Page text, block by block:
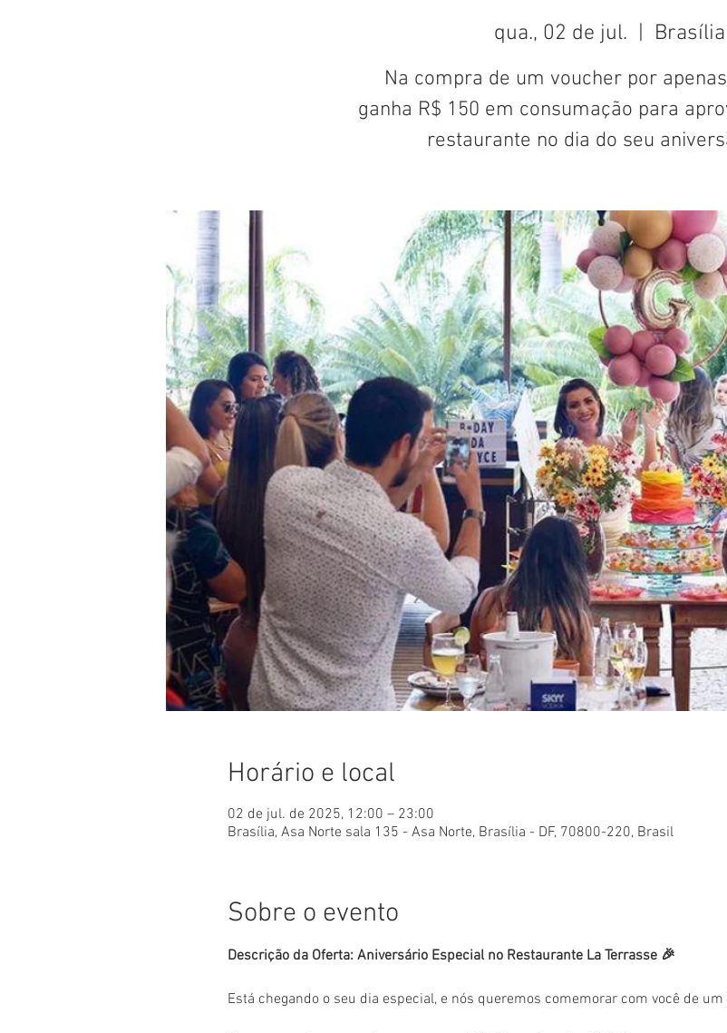
qua., 02 de jul.
Brasília
Na compra de um voucher por
ganha R$ 150 em consumação para
restaurante no dia do seu
Horário e local
02 de jul. de 2025, 12:00 – 23:00
Brasília, Asa Norte sala 135 - Asa Norte, Brasília - DF, 70800-220, Brasil
Sobre o evento
Descrição da Oferta: Aniversário Especial no Restaurante La Terrasse 🎉
Está chegando o seu dia especial, e nós queremos comemorar com você de